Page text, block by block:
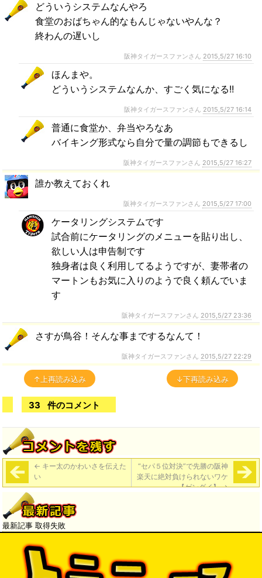
どういうシステムなんやろ
食堂のおばちゃん的なもんじゃないやんな？
終わんの遅いし
阪神タイガースファンさん 2015,5/27 16:10
ほんまや。
どういうシステムなんか、すごく気になる!!
阪神タイガースファンさん 2015,5/27 16:14
普通に食堂か、弁当やろなあ
バイキング形式なら自分で量の調節もできるし
阪神タイガースファンさん 2015,5/27 16:27
誰か教えておくれ
阪神タイガースファンさん 2015,5/27 17:00
ケータリングシステムです
試合前にケータリングのメニューを貼り出し、
欲しい人は申告制です
独身者は良く利用してるようですが、妻帯者の
マートンもお気に入りのようで良く頼んでいま
す
阪神タイガースファンさん 2015,5/27 23:36
さすが鳥谷！そんな事までするなんて！
阪神タイガースファンさん 2015,5/27 22:29
↑上再読み込み ↓下再読み込み
33 件のコメント
← キー太のかわいさを伝えた
い
“セパ５位対決”で先勝の阪神
楽天に絶対負けられないワケ
【ゲンダイ】→
最新記事 取得失敗